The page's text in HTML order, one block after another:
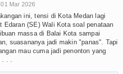
Mar 2026
ini, tensi di Kota Medan lagi
Edaran (SE) Wali Kota soal penataan
massa di Balai Kota sampai
suasananya jadi makin "panas". Tapi
mau cuma jadi penonton yang
. .